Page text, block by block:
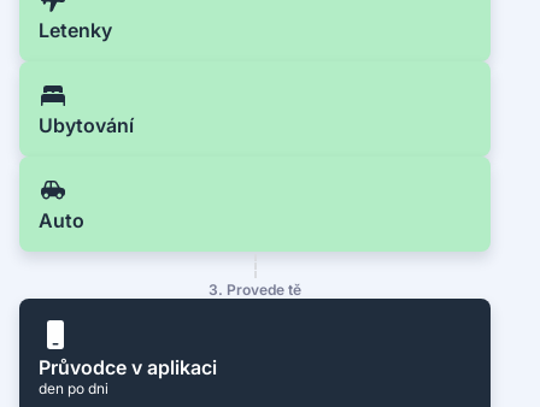
Letenky
Ubytování
Auto
3. Provede tě
Průvodce v aplikaci
den po dni